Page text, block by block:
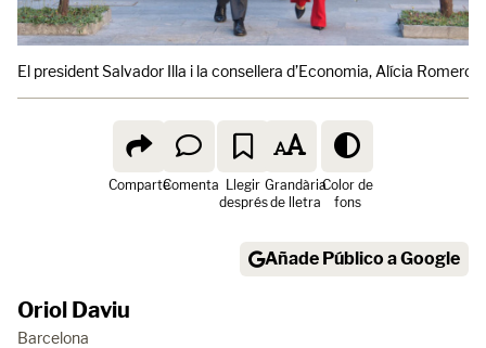
El president Salvador Illa i la consellera d’Economia, Alícia
ComparteComenta Llegir
després
Grandària
de lletra
Color de
fons
Añade Público a Google
Oriol Daviu
Barcelona